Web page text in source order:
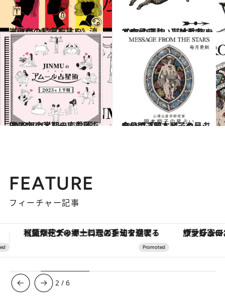
2026.7.29
《ほかの星座も見る》流光七奈の12星座占い
占い 2021.12.1
【12星座占い】射手座(いて座)の運勢、基本性格まとめ
占い
2022.12.15
JINMUのアムール占星術 2023年上半期の恋愛運は？
占い 2026.7.31
今月の運勢＆メッセージを公開「岡本翔子の星占い」
占い
FEATURE
フィーチャー記事
ヴァシュロン・コンスタンタン「オーヴァーシーズ・オートマティック」。旅愛好家のお気に入りコレクションから、ジェンダーレスな新作が登場
3 /6